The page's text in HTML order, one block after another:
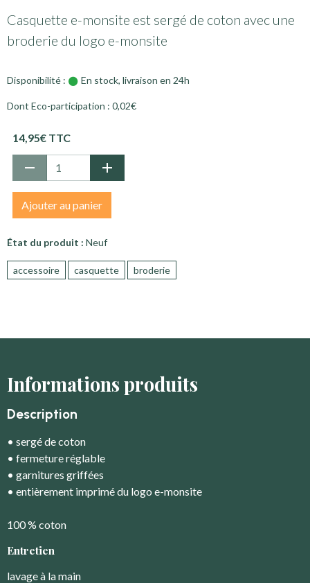
Casquette e-monsite est sergé de coton avec une
broderie du logo e-monsite
Disponibilité : En stock, livraison en 24h
Dont Eco-participation : 0,02€
14,95€ TTC
Ajouter au panier
État du produit : Neuf
accessoire casquette broderie
Informations produits
Description
• sergé de coton
• fermeture réglable
• garnitures griffées
• entièrement imprimé du logo e-monsite
100 % coton
Entretien
lavage à la main